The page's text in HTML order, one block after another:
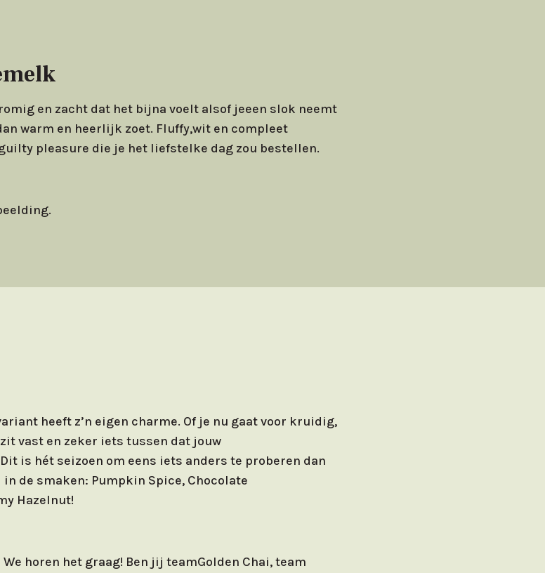
en zacht dat het bijna voelt alsof jeeen slok neemt
warm en heerlijk zoet. Fluffy,wit en compleet
pleasure die je het liefstelke dag zou bestellen.
heeft z’n eigen charme. Of je nu gaat voor kruidig,
vast en zeker iets tussen dat jouw
is hét seizoen om eens iets anders te proberen dan
de smaken: Pumpkin Spice, Chocolate
Hazelnut!
We horen het graag! Ben jij teamGolden Chai, team